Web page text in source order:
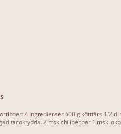
4 Ingredienser 600 g köttfärs 1/2
tacokrydda: 2 msk chilipeppar 1 msk